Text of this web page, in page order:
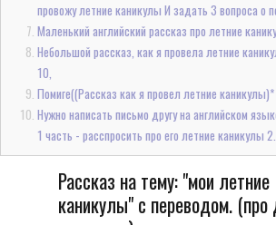
провожу летние каникулы И задать 3 вопроса о
Маленький английский рассказ про летние
Небольшой рассказ, как я провела летние
10,
Помиге((Рассказ как я провел летние каникулы)*
Нужно написать письмо другу на английском
1 часть - расспросить про его летние каникулы
Рассказ на тему: "мои летние
каникулы" с переводом.